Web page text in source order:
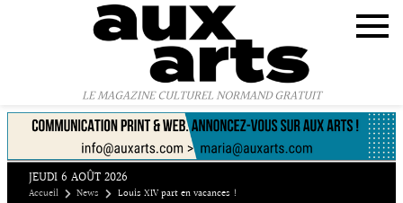
LE MAGAZINE CULTUREL NORMAND GRATUIT
JEUDI 6 AOÛT 2026
Accueil News Louis XIV part en vacances !
Panneau de gestion des cookies